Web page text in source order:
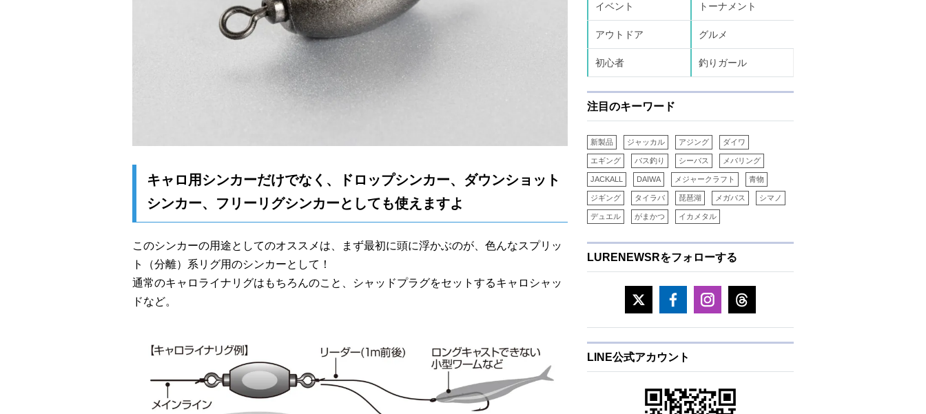
キャロ用シンカーだけでなく、ドロップシンカー、ダウンショット
シンカー、フリーリグシンカーとしても使えますよ
このシンカーの用途としてのオススメは、まず最初に頭に浮かぶのが、色んなスプリッ
ト（分離）系リグ用のシンカーとして！
通常のキャロライナリグはもちろんのこと、シャッドプラグをセットするキャロシャッ
ドなど。
イベント トーナメント
アウトドア グルメ
初心者 釣りガール
注目のキーワード
新製品 ジャッカル アジング ダイワ
エギング バス釣り シーバス メバリング
JACKALL DAIWA メジャークラフト 青物
ジギング タイラバ 琵琶湖 メガバス シマノ
デュエル がまかつ イカメタル
LURENEWSRをフォローする
LINE公式アカウント